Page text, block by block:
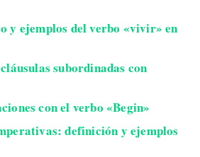
y ejemplos del verbo «vivir» en
subordinadas con
con el verbo «Begin»
definición y ejemplos